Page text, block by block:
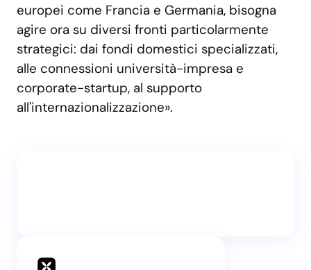
europei come Francia e Germania, bisogna
agire ora su diversi fronti particolarmente
strategici: dai fondi domestici specializzati,
alle connessioni università-impresa e
corporate-startup, al supporto
all'internazionalizzazione».